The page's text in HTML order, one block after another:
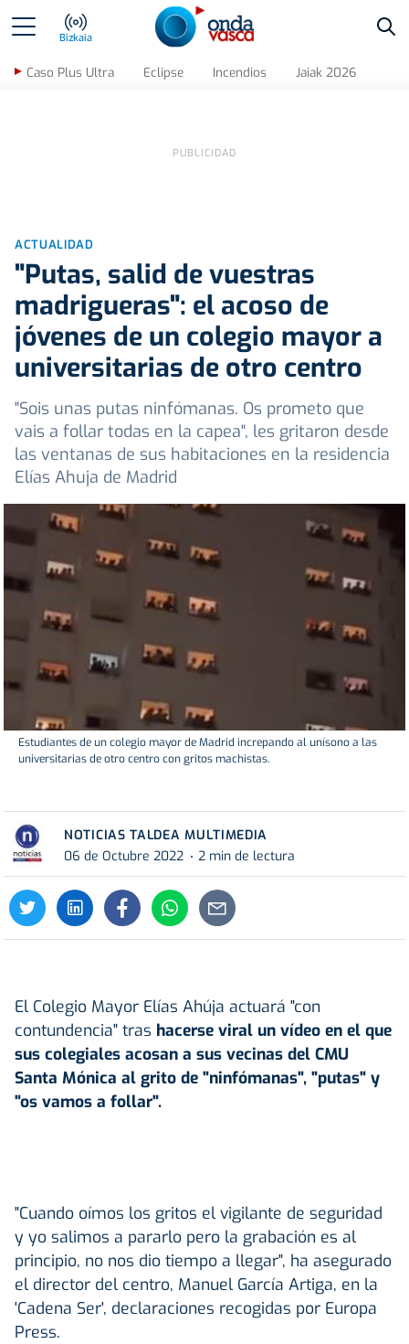
Bizkaia
Caso Plus Ultra Eclipse Incendios Jaiak 2026
ACTUALIDAD
"Putas, salid de vuestras
madrigueras": el acoso de
jóvenes de un colegio mayor a
universitarias de otro centro
"Sois unas putas ninfómanas. Os prometo que
vais a follar todas en la capea", les gritaron desde
las ventanas de sus habitaciones en la residencia
Elías Ahuja de Madrid
Estudiantes de un colegio mayor de Madrid increpando al unísono a las
universitarias de otro centro con gritos machistas.
NOTICIAS TALDEA MULTIMEDIA
06 de Octubre 2022
2 min de lectura
El Colegio Mayor Elías Ahúja actuará "con
contundencia" tras hacerse viral un vídeo en el que
sus colegiales acosan a sus vecinas del CMU
Santa Mónica al grito de "ninfómanas", "putas" y
"os vamos a follar".
"Cuando oímos los gritos el vigilante de seguridad
y yo salimos a pararlo pero la grabación es al
principio, no nos dio tiempo a llegar", ha asegurado
el director del centro, Manuel García Artiga, en la
'Cadena Ser', declaraciones recogidas por Europa
Press.